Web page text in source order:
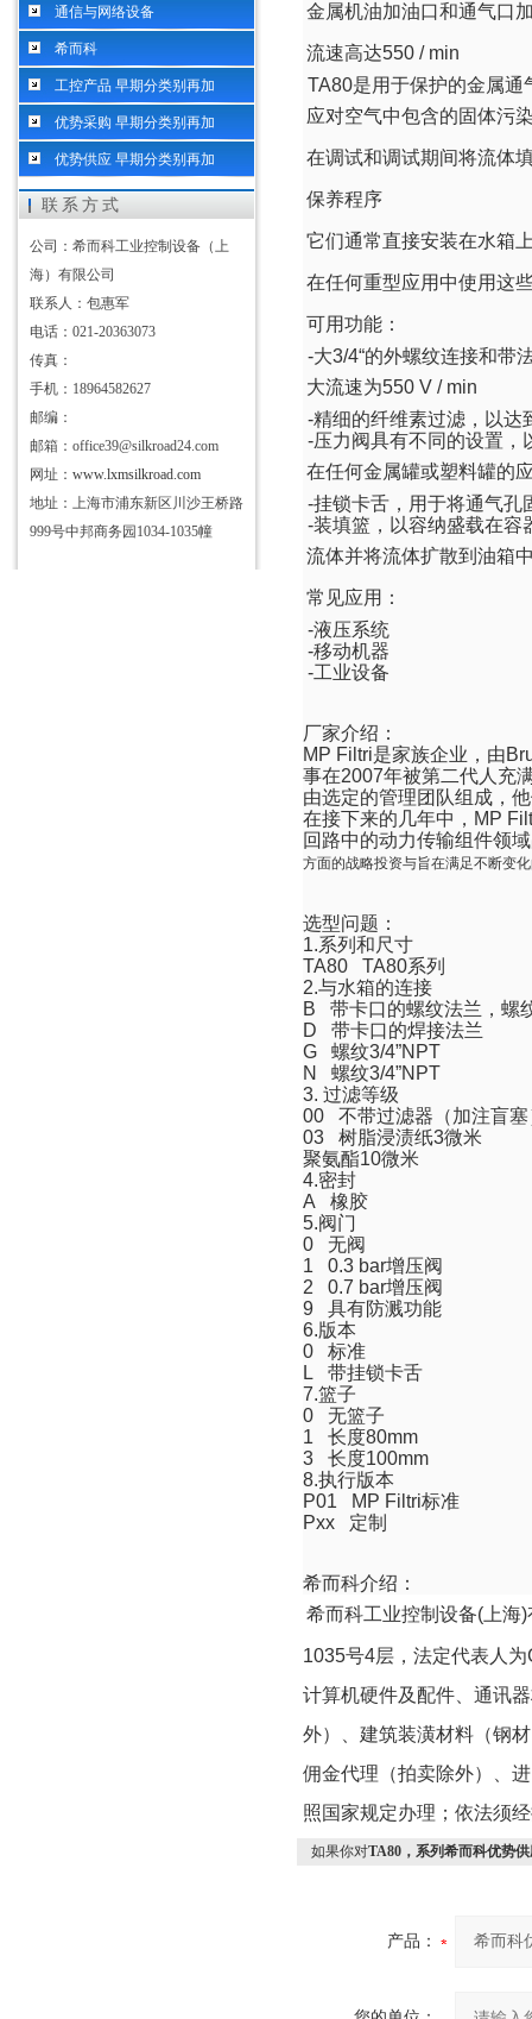
通信与网络设备
希而科
工控产品 早期分类别再加
优势采购 早期分类别再加
优势供应 早期分类别再加
联系方式
公司：希而科工业控制设备（上
海）有限公司
联系人：包惠军
电话：021-20363073
传真：
手机：18964582627
邮编：
邮箱：office39@silkroad24.com
网址： www.lxmsilkroad.com
地址：上海市浦东新区川沙王桥路
999号中邦商务园1034-1035幢
金属机油加油口和通气口
流速高达550 / min
TA80是用于保护的金属通
应对空气中包含的固体污
在调试和调试期间将流体
保养程序
它们通常直接安装在水箱
在任何重型应用中使用这
可用功能：
-大3/4“的外螺纹连接和带
大流速为550 V / min
-精细的纤维素过滤，以达
-压力阀具有不同的设置，
在任何金属罐或塑料罐的
-挂锁卡舌，用于将通气孔
-装填篮，以容纳盛载在容
流体并将流体扩散到油箱
常见应用：
-液压系统
-移动机器
-工业设备
厂家介绍：
MP Filtri是家族企业，由
事在2007年被第二代人充
由选定的管理团队组成，
在接下来的几年中， MP
回路中的动力传输组件领
方面的战略投资与旨在满足不断变
选型问题：
1.系列和尺寸
TA80 TA80系列
2.与水箱的连接
B 带卡口的螺纹法兰，螺
D 带卡口的焊接法兰
G 螺纹3/4”NPT
N 螺纹3/4”NPT
3. 过滤等级
00 不带过滤器（加注盲塞
03 树脂浸渍纸3微米
聚氨酯10微米
4.密封
A 橡胶
5.阀门
0 无阀
1 0.3 bar增压阀
2 0.7 bar增压阀
9 具有防溅功能
6.版本
0 标准
L 带挂锁卡舌
7.篮子
0 无篮子
1 长度80mm
3 长度100mm
8.执行版本
P01 MP Filtri标准
Pxx 定制
希而科介绍：
希而科工业控制设备( 上海)
1035号4层，法定代表人为
计算机硬件及配件、通讯
外）、建筑装潢材料（钢
佣金代理（拍卖除外）、
照国家规定办理；依法须
如果你对TA80，系列希而科优势
产品：